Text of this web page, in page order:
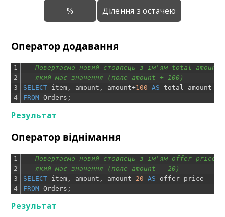
% Ділення з остачею
Оператор додавання
1
2
3
4
-- Повертаємо новий стовпець з ім'ям
-- який має значення (поле amount + 100)
SELECT item , amount , amount+100 AS
total_amount
FROM Orders ;
Результат
Оператор віднімання
1
2
3
4
-- Повертаємо новий стовпець з ім'ям offer_price,
-- який має значення (поле amount - 20)
SELECT item , amount , amount - 20 AS
offer_price
FROM Orders ;
Результат